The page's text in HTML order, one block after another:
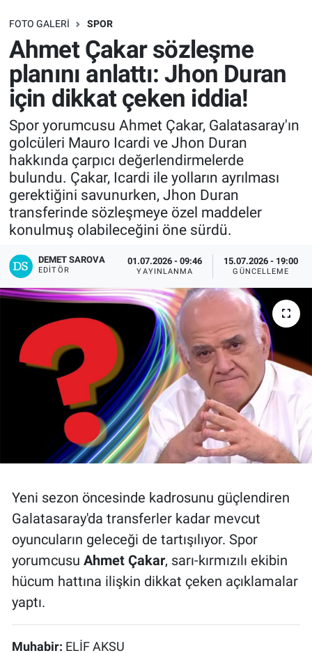
FOTO GALERI SPOR
Ahmet Çakar sözleşme
planını anlattı: Jhon Duran
için dikkat çeken iddia!
Spor yorumcusu Ahmet Çakar, Galatasaray'ın
golcüleri Mauro Icardi ve Jhon Duran
hakkında çarpıcı değerlendirmelerde
bulundu. Çakar, Icardi ile yolların ayrılması
gerektiğini savunurken, Jhon Duran
transferinde sözleşmeye özel maddeler
konulmuş olabileceğini öne sürdü.
DEMET SAROVA
EDITÖR
01.07.2026 - 09:46
YAYINLANMA
15.07.2026 - 19:00
GÜNCELLEME
Yeni sezon öncesinde kadrosunu güçlendiren
Galatasaray'da transferler kadar mevcut
oyuncuların geleceği de tartışılıyor. Spor
yorumcusu Ahmet Çakar, sarı-kırmızılı ekibin
hücum hattına ilişkin dikkat çeken açıklamalar
yaptı.
Muhabir: ELİF AKSU
SAĞLIK
EKONOMİ
EĞİTİM
ÖZEL HABER
Keşfet
ASTROLOJİ
MANŞET
RESMİ İLANLAR
Bize ulaşın
İletişim/Künye
Yaşam
Gözden Kaçmasın